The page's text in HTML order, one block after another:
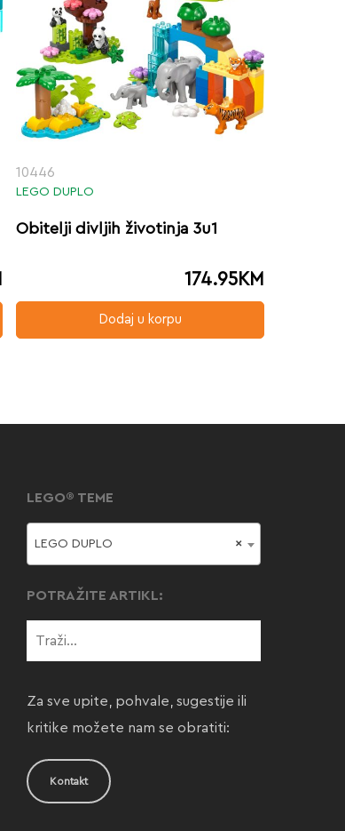
10446
LEGO DUPLO
Obitelji divljih životinja 3u1
174.95KM
Dodaj u korpu
LEGO® TEME
×
LEGO DUPLO
POTRAŽITE ARTIKL:
Za sve upite, pohvale, sugestije ili
kritike možete nam se obratiti:
Kontakt